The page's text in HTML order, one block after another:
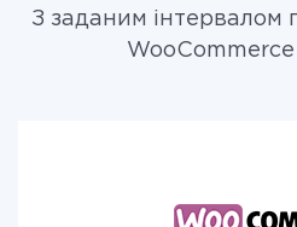
З заданим інтервалом